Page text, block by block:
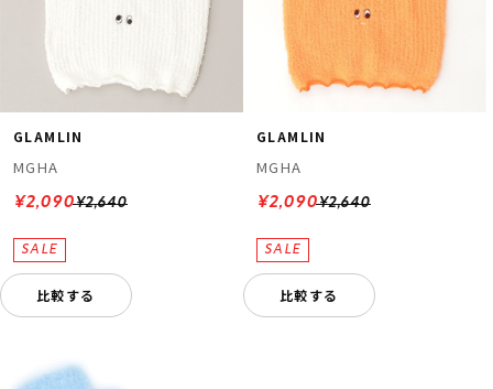
GLAMLIN
MGHA
¥2,640
¥2,090
比較する
GLAMLIN
MGHA
¥2,640
¥2,090
比較する